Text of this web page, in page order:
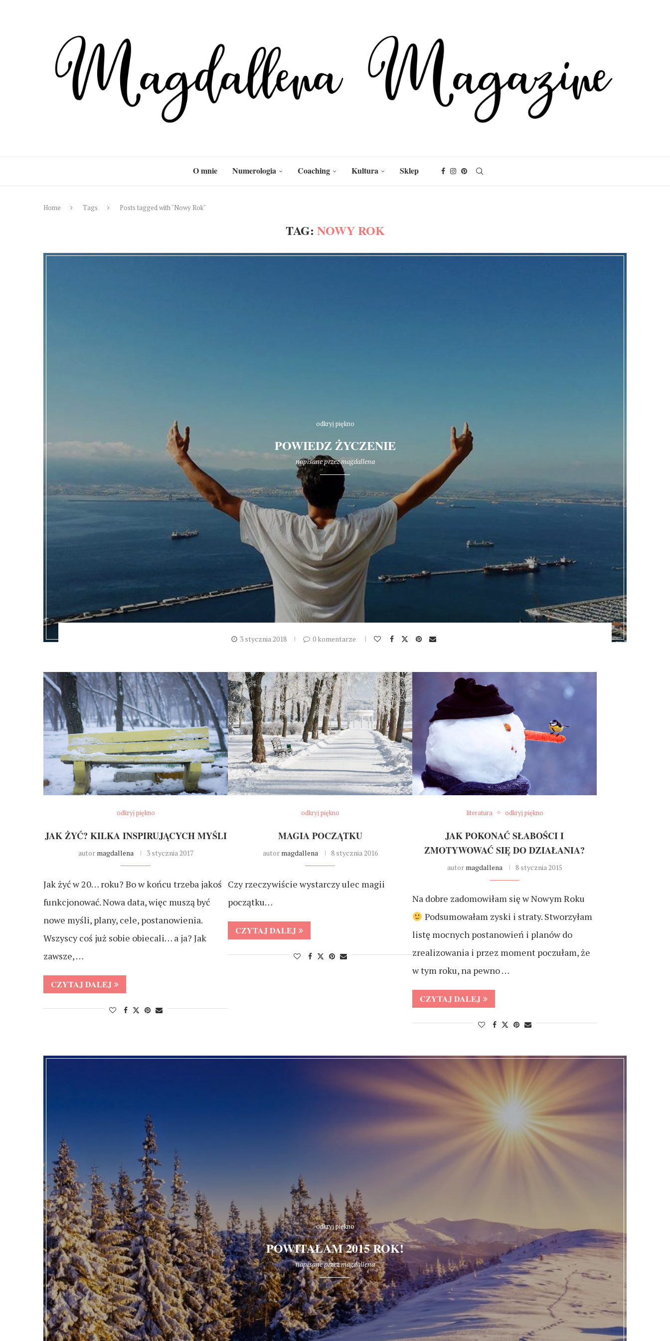
O mnie Numerologia Coaching Kultura Sklep
Home Tags Posts tagged with "Nowy Rok"
TAG: NOWY ROK
odkryj piękno
POWIEDZ ŻYCZENIE
napisane przezmagdallena
3 stycznia 2018 0 komentarze
odkryj piękno
JAK ŻYĆ? KILKA INSPIRUJĄCYCH MYŚLI
autor magdallena 3 stycznia 2017
Jak żyć w 20… roku? Bo w końcu trzeba jakoś
funkcjonować. Nowa data, więc muszą być
nowe myśli, plany, cele, postanowienia.
Wszyscy coś już sobie obiecali… a ja? Jak
zawsze, …
CZYTAJ DALEJ
odkryj piękno
MAGIA POCZĄTKU
autor magdallena 8 stycznia 2016
Czy rzeczywiście wystarczy ulec magii
początku…
CZYTAJ DALEJ
literatura odkryj piękno
JAK POKONAĆ SŁABOŚCI I
ZMOTYWOWAĆ SIĘ DO DZIAŁANIA?
autor magdallena 8 stycznia 2015
Na dobre zadomowiłam się w Nowym Roku
Podsumowałam zyski i straty. Stworzyłam
listę mocnych postanowień i planów do
zrealizowania i przez moment poczułam, że
w tym roku, na pewno …
CZYTAJ DALEJ
odkryj piękno
POWITAŁAM 2015 ROK!
napisane przezmagdallena